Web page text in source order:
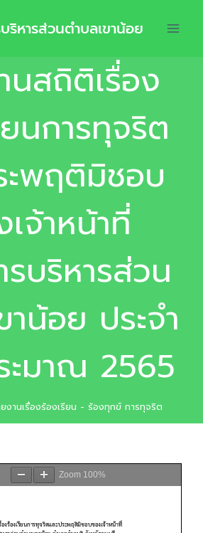
ริหารส่วนตำบลเขาน้อย
นสถิติเรื่อง
นการทุจริต
ะพฤติมิชอบ
จ้าหน้าที่
บริหารส่วน
าน้อย ประจำ
มาณ 2565
งานเรื่องร้องเรียน - ร้องทุกข์ การทุจริต
Zoom 100%